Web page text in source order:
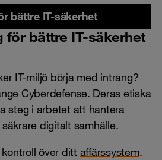
bättre IT-säkerhet
för bättre IT-säkerhet
IT-miljö börja med intrång?
Cyberdefense. Deras etiska
steg i arbetet att hantera
säkrare digitalt samhälle.
över ditt affärssystem.